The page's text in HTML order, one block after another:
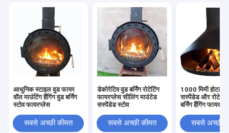
आधुनिक स्टाइल वुड फायर
वॉल माउंटिंग हैंगिंग वुड बर्निंग
स्टोव फायरप्लेस
सबसे अच्छी कीमत
डेकोरेटिव वुड बर्निंग रोटेटिंग
फायरप्लेस सीलिंग माउंटेड
सस्पेंडेड स्टोव
सबसे अच्छी कीमत
1000 मिमी होटल
सस्पेंडेड और
बर्निंग हैंगिंग
सबसे अच्छी